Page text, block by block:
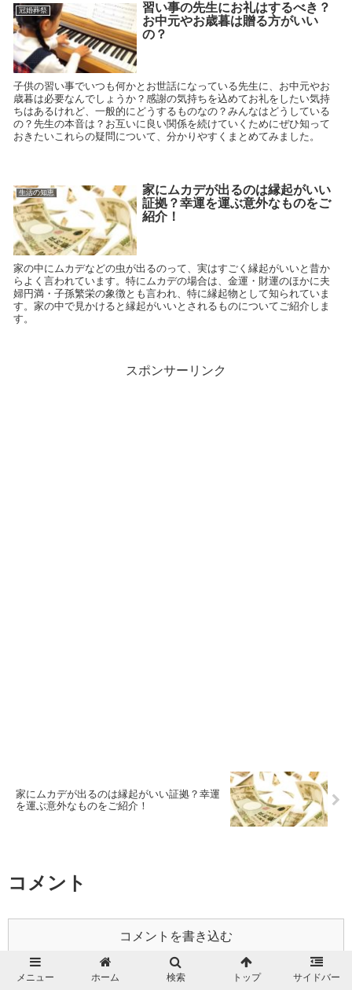
冠婚葬祭
習い事の先生にお礼はするべき？
お中元やお歳暮は贈る方がいい
の？
子供の習い事でいつも何かとお世話になっている先生に、お中元やお
歳暮は必要なんでしょうか？感謝の気持ちを込めてお礼をしたい気持
ちはあるけれど、一般的にどうするものなの？みんなはどうしている
の？先生の本音は？お互いに良い関係を続けていくためにぜひ知って
おきたいこれらの疑問について、分かりやすくまとめてみました。
生活の知恵
家にムカデが出るのは縁起がいい
証拠？幸運を運ぶ意外なものをご
紹介！
家の中にムカデなどの虫が出るのって、実はすごく縁起がいいと昔か
らよく言われています。特にムカデの場合は、金運・財運のほかに夫
婦円満・子孫繁栄の象徴とも言われ、特に縁起物として知られていま
す。家の中で見かけると縁起がいいとされるものについてご紹介しま
す。
スポンサーリンク
家にムカデが出るのは縁起がいい証拠？幸運
を運ぶ意外なものをご紹介！
コメント
コメントを書き込む
ホーム 生活の知恵
メニュー ホーム 検索 トップ サイドバー